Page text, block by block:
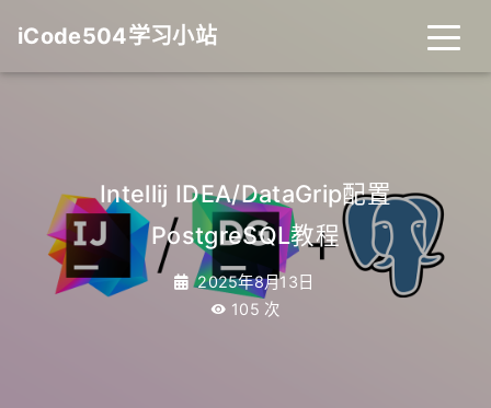
iCode504学习小站
Intellij IDEA/DataGrip配置
PostgreSQL教程
2025年8月13日
105 次